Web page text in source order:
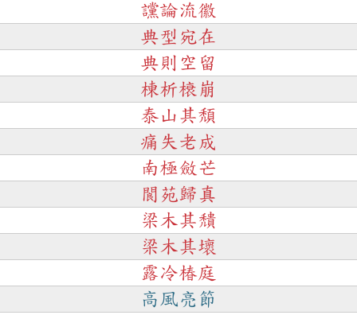
讜論流徽
典型宛在
典則空留
棟析榱崩
泰山其頹
痛失老成
南極斂芒
閬苑歸真
梁木其穨
梁木其壞
露冷椿庭
高風亮節